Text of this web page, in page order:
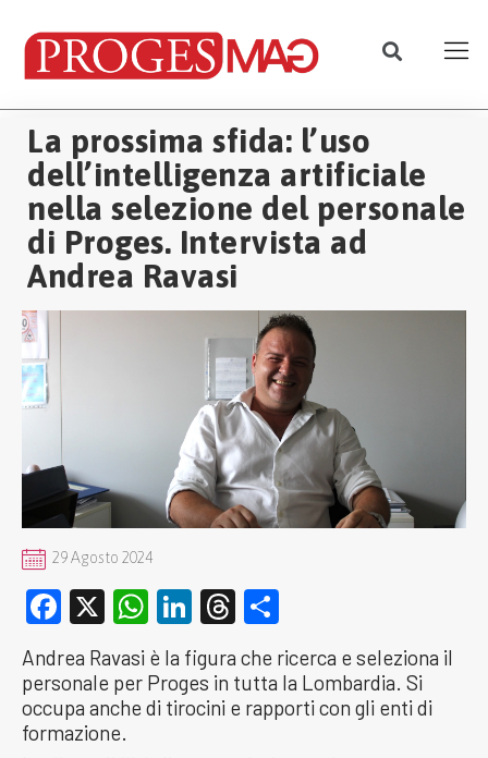
La prossima sfida: l’uso
dell’intelligenza artificiale
nella selezione del personale
di Proges. Intervista ad
Andrea Ravasi
29 Agosto 2024
Facebook
X WhatsApp
LinkedIn
Threads
Andrea Ravasi è la figura che ricerca e seleziona il
personale per Proges in tutta la Lombardia. Si
occupa anche di tirocini e rapporti con gli enti di
formazione.